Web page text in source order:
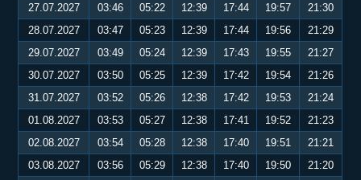
27.07.2027
03:46 05:22 12:39 17:44 19:57
21:30
28.07.2027
03:47 05:23 12:39 17:44 19:56
21:29
29.07.2027
03:49 05:24 12:39 17:43 19:55
21:27
30.07.2027
03:50 05:25 12:39 17:42 19:54
21:26
31.07.2027
03:52 05:26 12:38 17:42 19:53
21:24
01.08.2027
03:53 05:27 12:38 17:41 19:52
21:23
02.08.2027
03:54 05:28 12:38 17:40 19:51
21:21
03.08.2027
03:56 05:29 12:38 17:40 19:50
21:20